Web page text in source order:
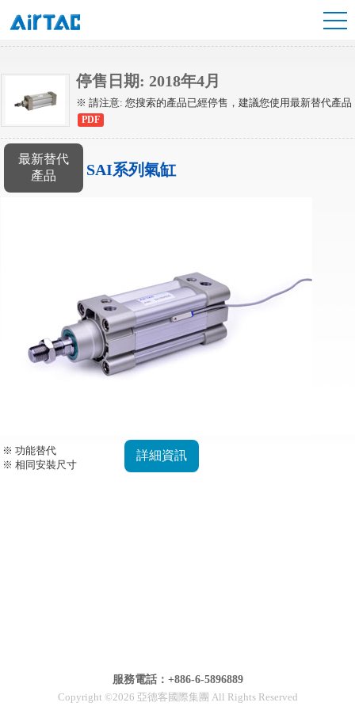
SI氣缸
停售日期: 2018年4月
※ 請注意: 您搜索的產品已經停售，建議您使用最新替代產品
PDF
最新替代
產品
SAI系列氣缸
※ 功能替代
※ 相同安裝尺寸
詳細資訊
服務電話：+886-6-5896889
Copyright ©2026 亞德客國際集團 All Rights Reserved